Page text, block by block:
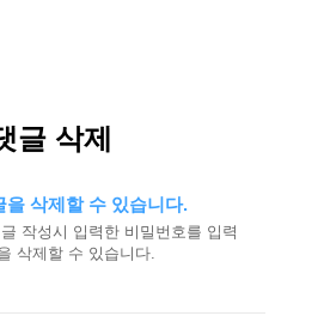
글 삭제
을 삭제할 수 있습니다.
작성시 입력한 비밀번호를 입력
삭제할 수 있습니다.